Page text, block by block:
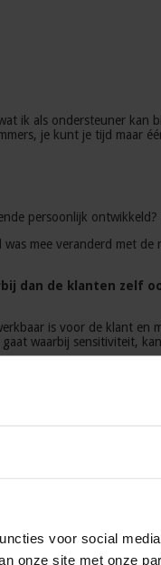
voor social
onze site met onze
ik als ondersteuner
je kunt je tijd maar
persoonlijk
mee veranderd met
dan de klanten zelf
is voor de klant en
waarbij sensitiviteit,
vervolgstap? Bekijk dan